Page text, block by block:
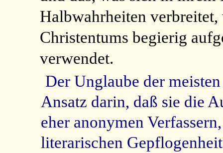
Halbwahrheiten
Christentums begierig
verwendet.
Der Unglaube der
Ansatz darin, daß sie die
eher anonymen
literarischen